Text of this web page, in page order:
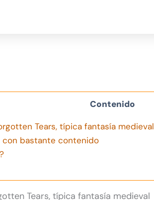
Contenido
Tears, típica fantasía medieval
con bastante contenido
Tears, típica fantasía medieval